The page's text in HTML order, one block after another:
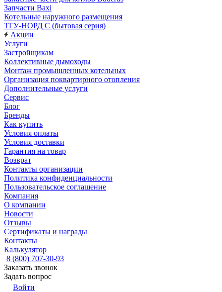
Запчасти Baxi
Котельные наружного размещения
ТГУ-НОРД С (бытовая серия)
Акции
Услуги
Застройщикам
Коллективные дымоходы
Монтаж промышленных котельных
Организация поквартирного отопления
Дополнительные услуги
Сервис
Блог
Бренды
Как купить
Условия оплаты
Условия доставки
Гарантия на товар
Возврат
Контакты организации
Политика конфиденциальности
Пользовательское соглашение
Компания
О компании
Новости
Отзывы
Сертификаты и награды
Контакты
Калькулятор
8 (800) 707-30-93
Заказать звонок
Задать вопрос
Войти